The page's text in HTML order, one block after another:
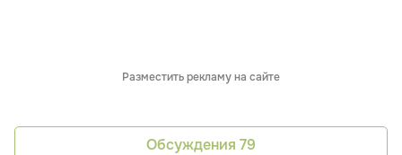
Разместить рекламу на сайте
Обсуждения 79